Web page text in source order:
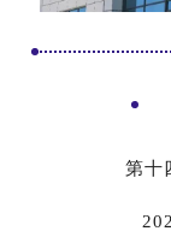
第十